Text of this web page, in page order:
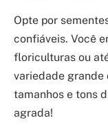
Opte por
confiáveis. Você
floriculturas ou
variedade
tamanhos e tons
agrada!